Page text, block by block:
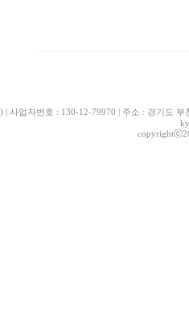
| 사업자번호 : 130-12-79970 | 주소 : 경기도